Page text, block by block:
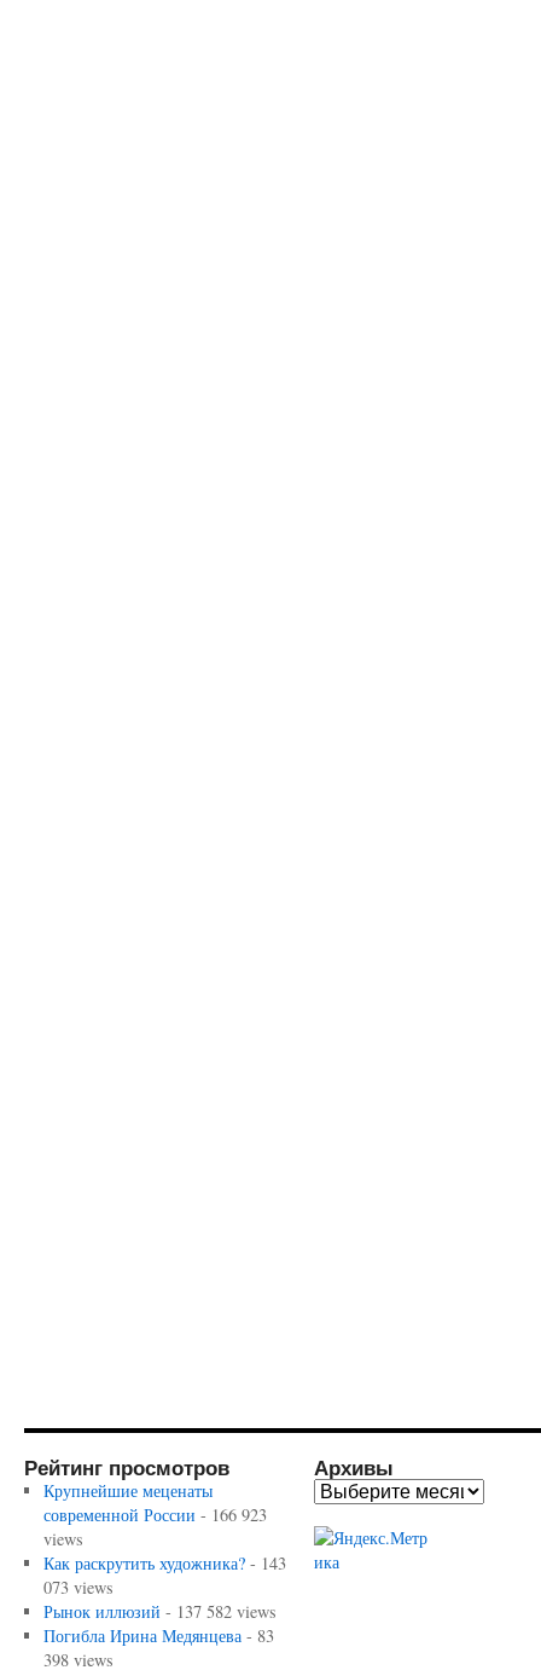
Рейтинг просмотров
Крупнейшие меценаты
современной России - 166 923
views
Как раскрутить художника?- 143
073 views
Рынок иллюзий - 137 582 views
Погибла Ирина Медянцева- 83
398 views
Архивы